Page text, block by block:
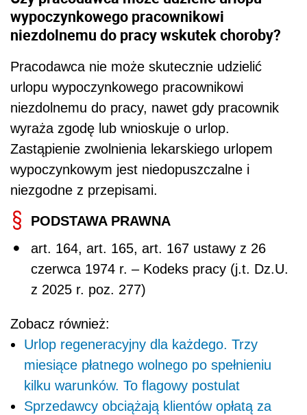
wypoczynkowego pracownikowi
niezdolnemu do pracy wskutek choroby?
Pracodawca nie może skutecznie udzielić
urlopu wypoczynkowego pracownikowi
niezdolnemu do pracy, nawet gdy pracownik
wyraża zgodę lub wnioskuje o urlop.
Zastąpienie zwolnienia lekarskiego urlopem
wypoczynkowym jest niedopuszczalne i
niezgodne z przepisami.
PODSTAWA PRAWNA
art. 164, art. 165, art. 167 ustawy z 26
czerwca 1974 r. – Kodeks pracy (j.t. Dz.U.
z 2025 r. poz. 277)
Zobacz również:
Urlop regeneracyjny dla każdego. Trzy
miesiące płatnego wolnego po spełnieniu
kilku warunków. To flagowy postulat
Sprzedawcy obciążają klientów opłatą za